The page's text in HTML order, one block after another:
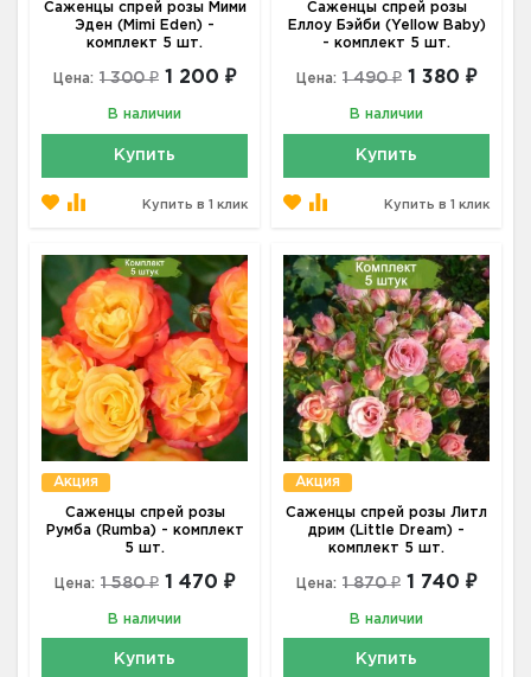
Саженцы спрей розы Мими
Эден (Mimi Eden) -
комплект 5 шт.
Цена: 1 300 ₽ 1 200 ₽
В наличии
Купить
Купить в 1 клик
Саженцы спрей розы
Еллоу Бэйби (Yellow Baby)
- комплект 5 шт.
Цена: 1 490 ₽ 1 380 ₽
В наличии
Купить
Купить в 1 клик
Акция
Саженцы спрей розы
Румба (Rumba) - комплект
5 шт.
Цена: 1 580 ₽ 1 470 ₽
В наличии
Купить
Акция
Саженцы спрей розы Литл
дрим (Little Dream) -
комплект 5 шт.
Цена: 1 870 ₽ 1 740 ₽
В наличии
Купить